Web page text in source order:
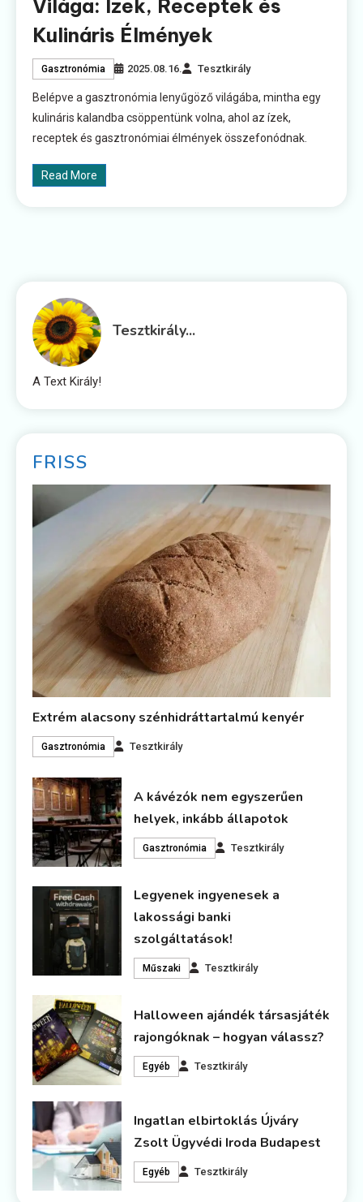
Világa: Ízek, Receptek és
Kulináris Élmények
Gasztronómia 2025.08.16. Tesztkirály
Belépve a gasztronómia lenyűgöző világába, mintha egy
kulináris kalandba csöppentünk volna, ahol az ízek,
receptek és gasztronómiai élmények összefonódnak.
Read More
Tesztkirály...
A Text Király!
FRISS
Extrém alacsony szénhidráttartalmú kenyér
Gasztronómia Tesztkirály
A kávézók nem egyszerűen
helyek, inkább állapotok
Gasztronómia Tesztkirály
Legyenek ingyenesek a
lakossági banki
szolgáltatások!
Műszaki Tesztkirály
Halloween ajándék társasjáték
rajongóknak – hogyan válassz?
Egyéb Tesztkirály
Ingatlan elbirtoklás Újváry
Zsolt Ügyvédi Iroda Budapest
Egyéb Tesztkirály